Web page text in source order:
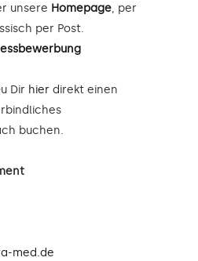
unsere Homepage, per
per Post.
Dir hier direkt einen
buchen.
med.de